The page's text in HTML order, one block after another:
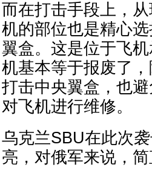
而在打击手段上，
机的部位也是精心
翼盒。这是位于飞
机基本等于报废了
打击中央翼盒，也
对飞机进行维修。
乌克兰SBU在此次
亮，对俄军来说，